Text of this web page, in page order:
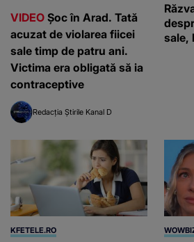
VIDEO Șoc în Arad. Tată
acuzat de violarea fiicei
sale timp de patru ani.
Victima era obligată să ia
contraceptive
Redacția Știrile Kanal D
sale,
KFETELE.RO